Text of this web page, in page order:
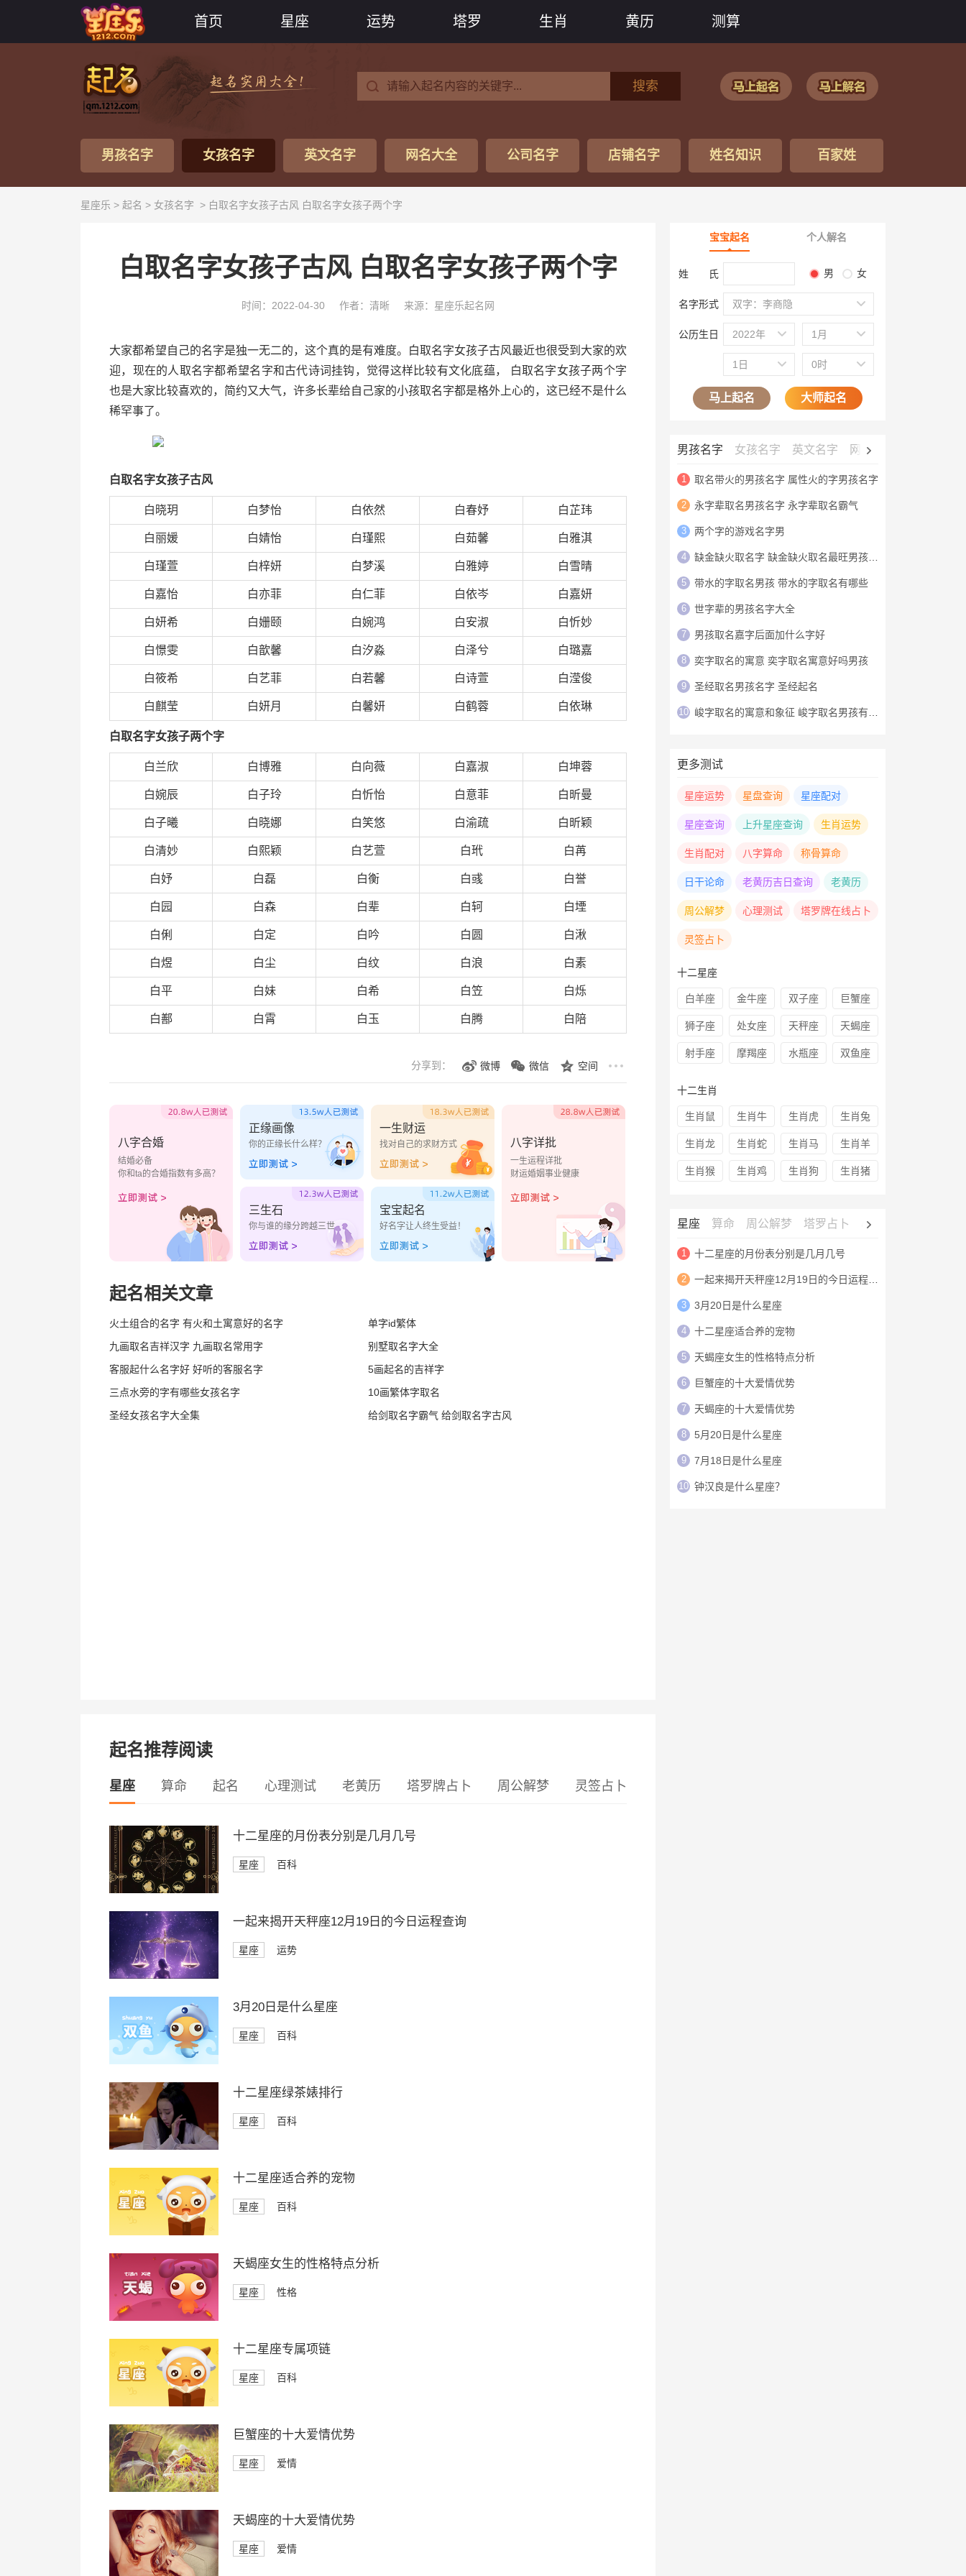
首页 星座 运势 塔罗 生肖 黄历 测算
搜索
男孩名字 女孩名字 英文名字 网名大全 公司名字 店铺名字 姓名知识 百家姓
星座乐 > 起名 > 女孩名字 > 白取名字女孩子古风 白取名字女孩子两个字
白取名字女孩子古风 白取名字女孩子两个字
时间：2022-04-30 作者：清晰 来源：星座乐起名网
大家都希望自己的名字是独一无二的，这个真的是有难度。白取名字女孩子古风最近也很受到大家的欢
迎，现在的人取名字都希望名字和古代诗词挂钩，觉得这样比较有文化底蕴， 白取名字女孩子两个字
也是大家比较喜欢的，简约又大气，许多长辈给自己家的小孩取名字都是格外上心的，这已经不是什么
稀罕事了。
白取名字女孩子古风
白晓玥 白梦怡 白依然 白春妤 白芷玮
白丽媛 白婧怡 白瑾熙 白茹馨 白雅淇
白瑾萱 白梓妍 白梦溪 白雅婷 白雪晴
白嘉怡 白亦菲 白仁菲 白依岑 白嘉妍
白妍希 白姗颐 白婉鸿 白安淑 白忻妙
白憬雯 白歆馨 白汐淼 白泽兮 白璐嘉
白筱希 白艺菲 白若馨 白诗萱 白滢俊
白麒莹 白妍月 白馨妍 白鹤蓉 白依琳
白取名字女孩子两个字
白兰欣 白博雅 白向薇 白嘉淑 白坤蓉
白婉辰 白子玲 白忻怡 白意菲 白昕曼
白子曦 白晓娜 白笑悠 白渝疏 白昕颖
白清妙 白熙颖 白艺萱 白玳 白苒
白妤 白磊 白衡 白彧 白誉
白园 白森 白辈 白轲 白堙
白俐 白定 白吟 白圆 白湫
白煜 白尘 白纹 白浪 白素
白平 白妹 白希 白笠 白烁
白鄯 白霄 白玉 白腾 白陪
分享到： 微博 微信 空间
八字合婚
结婚必备
你和ta的合婚指数有多高？
正缘画像
你的正缘长什么样？
一生财运
找对自己的求财方式
三生石
你与谁的缘分跨越三世
宝宝起名
好名字让人终生受益！
八字详批
一生运程详批
财运婚姻事业健康
起名相关文章
火土组合的名字 有火和土寓意好的名字
单字id繁体
九画取名吉祥汉字 九画取名常用字
别墅取名字大全
客服起什么名字好 好听的客服名字
5画起名的吉祥字
三点水旁的字有哪些女孩名字
10画繁体字取名
圣经女孩名字大全集
给剑取名字霸气 给剑取名字古风
起名推荐阅读
星座 算命 起名 心理测试 老黄历 塔罗牌占卜 周公解梦 灵签占卜
十二星座的月份表分别是几月几号
星座 百科
一起来揭开天秤座12月19日的今日运程查询
星座 运势
3月20日是什么星座
星座 百科
十二星座绿茶婊排行
星座 百科
十二星座适合养的宠物
星座 百科
天蝎座女生的性格特点分析
星座 性格
十二星座专属项链
星座 百科
巨蟹座的十大爱情优势
星座 爱情
天蝎座的十大爱情优势
星座 爱情
宝宝起名 个人解名
姓 氏 男 女
名字形式 双字：李商隐
公历生日 2022年 1月
1日 0时
马上起名 大师起名
男孩名字 女孩名字 英文名字 网名大全
1 取名带火的男孩名字 属性火的字男孩名字
2 永字辈取名男孩名字 永字辈取名霸气
3 两个字的游戏名字男
4 缺金缺火取名字 缺金缺火取名最旺男孩名字
5 带水的字取名男孩 带水的字取名有哪些
6 世字辈的男孩名字大全
7 男孩取名嘉字后面加什么字好
8 奕字取名的寓意 奕字取名寓意好吗男孩
9 圣经取名男孩名字 圣经起名
10 峻字取名的寓意和象征 峻字取名男孩有寓意
更多测试
星座运势 星盘查询 星座配对
星座查询 上升星座查询 生肖运势
生肖配对 八字算命 称骨算命
日干论命 老黄历吉日查询 老黄历
周公解梦 心理测试 塔罗牌在线占卜
灵签占卜
十二星座
白羊座 金牛座 双子座 巨蟹座
狮子座 处女座 天秤座 天蝎座
射手座 摩羯座 水瓶座 双鱼座
十二生肖
生肖鼠 生肖牛 生肖虎 生肖兔
生肖龙 生肖蛇 生肖马 生肖羊
生肖猴 生肖鸡 生肖狗 生肖猪
星座 算命 周公解梦 塔罗占卜 心理测试
1 十二星座的月份表分别是几月几号
2 一起来揭开天秤座12月19日的今日运程查询
3 3月20日是什么星座
4 十二星座适合养的宠物
5 天蝎座女生的性格特点分析
6 巨蟹座的十大爱情优势
7 天蝎座的十大爱情优势
8 5月20日是什么星座
9 7月18日是什么星座
10 钟汉良是什么星座？